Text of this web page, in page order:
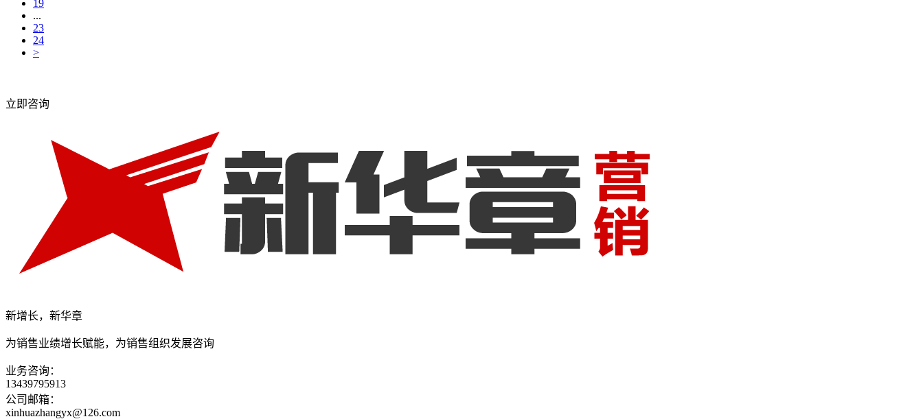
19
...
23
24
>
立即咨询
新增长，新华章
为销售业绩增长赋能，为销售组织发展咨询
业务咨询：
13439795913
公司邮箱：
xinhuazhangyx@126.com